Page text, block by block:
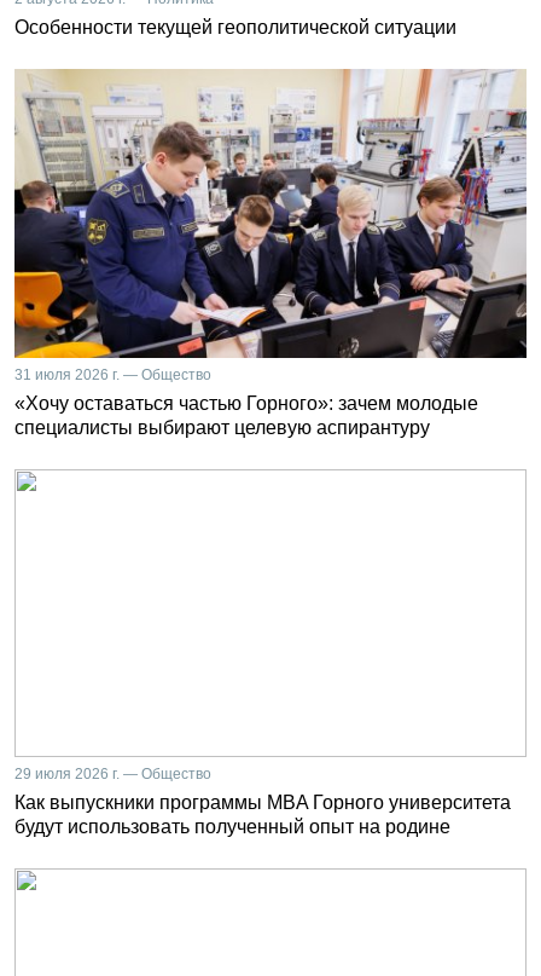
Особенности текущей геополитической ситуации
31 июля 2026 г. — Общество
«Хочу оставаться частью Горного»: зачем молодые
специалисты выбирают целевую аспирантуру
29 июля 2026 г. — Общество
Как выпускники программы MBA Горного университета
будут использовать полученный опыт на родине